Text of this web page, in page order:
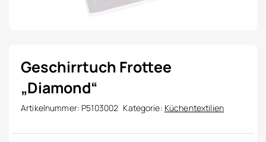
Geschirrtuch Frottee
„Diamond“
Artikelnummer: P5103002 Kategorie: Küchentextilien